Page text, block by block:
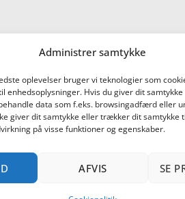
Administrer samtykke
oplevelser bruger vi teknologier som
enhedsoplysninger. Hvis du giver dit samtykke
data som f.eks. browsingadfærd eller
giver dit samtykke eller trækker dit samtykke
på visse funktioner og egenskaber.
AFVIS SE
SE HER!